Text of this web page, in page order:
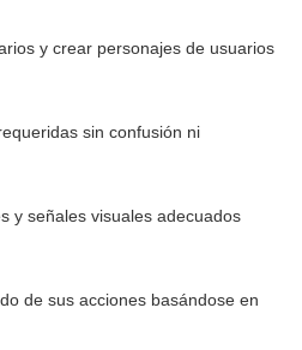
y crear personajes de usuarios
sin confusión ni
y señales visuales adecuados
de sus acciones basándose en